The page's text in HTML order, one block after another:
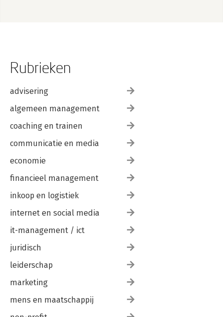
Rubrieken
advisering
algemeen management
coaching en trainen
communicatie en media
economie
financieel management
inkoop en logistiek
internet en social media
it-management / ict
juridisch
leiderschap
marketing
mens en maatschappij